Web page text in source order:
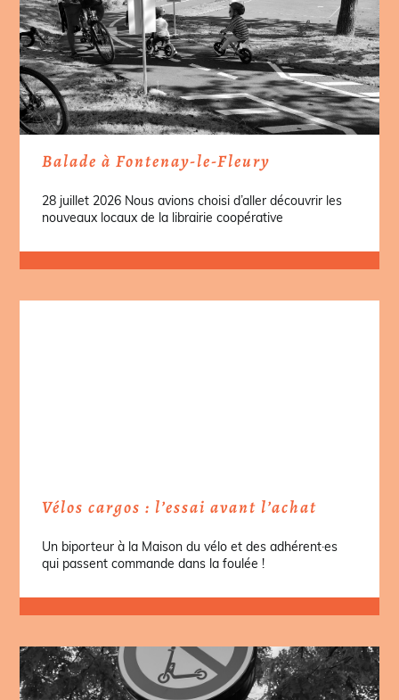
Balade à Fontenay-le-Fleury
28 juillet 2026 Nous avions choisi d’aller découvrir les
nouveaux locaux de la librairie coopérative
Vélos cargos : l’essai avant l’achat
Un biporteur à la Maison du vélo et des adhérent·es
qui passent commande dans la foulée !